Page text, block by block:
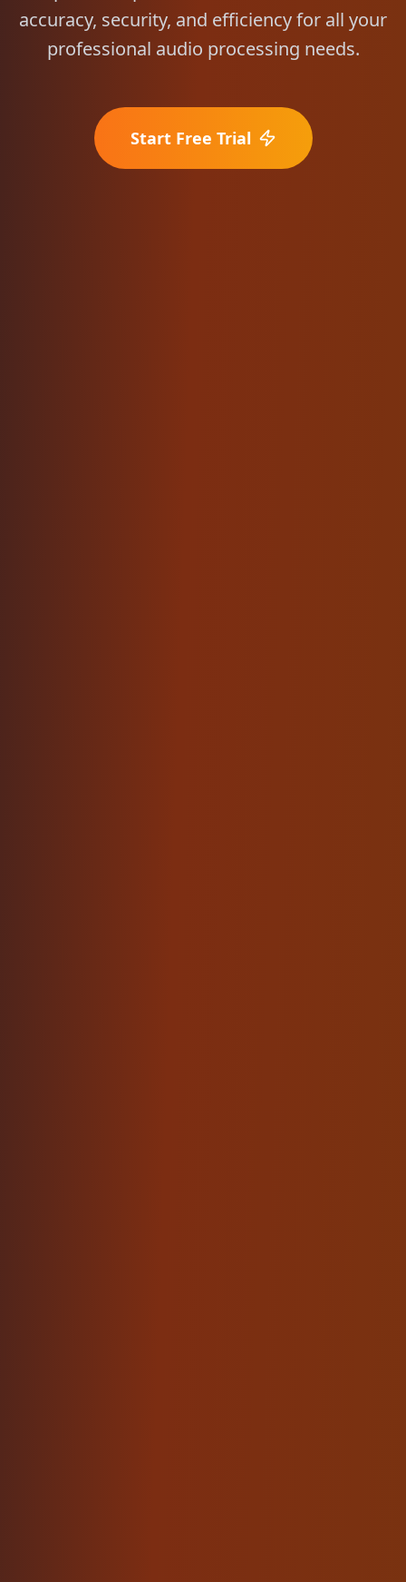
accuracy, security, and efficiency for all your
professional audio processing needs.
Start Free Trial